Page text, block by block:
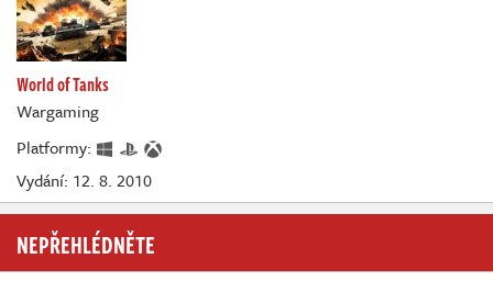
World of Tanks
Wargaming
Platformy:
Vydání: 12. 8. 2010
NEPŘEHLÉDNĚTE